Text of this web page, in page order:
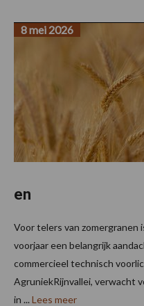
en
8 mei 2026
Voor telers van
voorjaar een belangrijk
commercieel technisch
AgruniekRijnvallei, verwacht
in ... Lees meer